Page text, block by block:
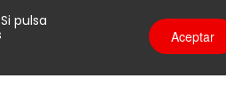
pulsa
Aceptar